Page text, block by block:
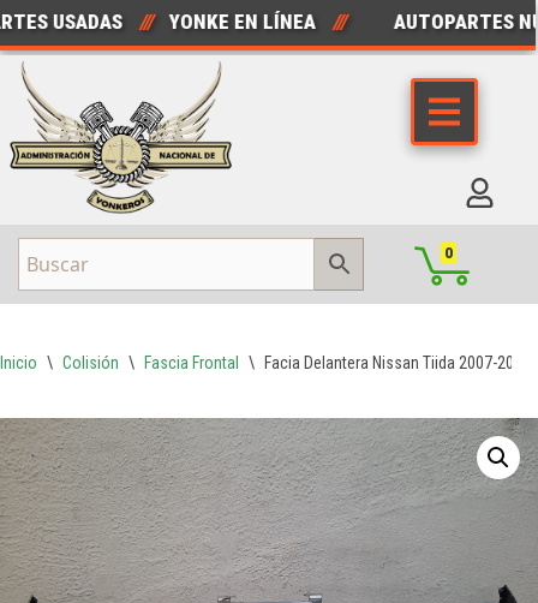
Saltar
al
contenido
USADAS /// YONKE EN LÍNEA /// AUTOPARTES
0
Inicio \ Colisión \ Fascia Frontal \ Facia Delantera Nissan Tiida 2007-2014